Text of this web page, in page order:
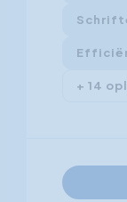
+ 14